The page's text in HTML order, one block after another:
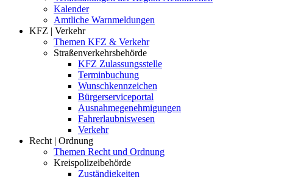
Kalender
Amtliche Warnmeldungen
KFZ | Verkehr
Themen KFZ & Verkehr
Straßenverkehrsbehörde
KFZ Zulassungsstelle
Terminbuchung
Wunschkennzeichen
Bürgerserviceportal
Ausnahmegenehmigungen
Fahrerlaubniswesen
Verkehr
Recht | Ordnung
Themen Recht und Ordnung
Kreispolizeibehörde
Zuständigkeiten